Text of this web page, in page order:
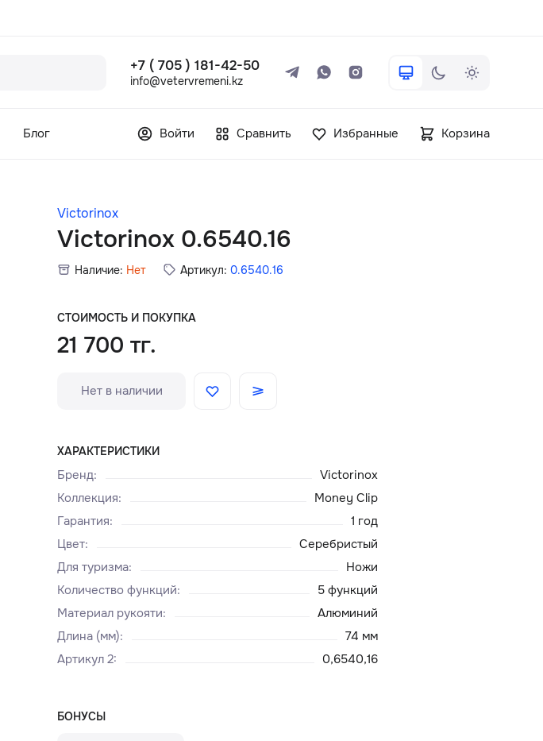
+7 ( 705 ) 181-42-50
info@vetervremeni.kz
Блог Войти Сравнить Избранные Корзина
Victorinox
Victorinox 0.6540.16
Наличие: Нет Артикул: 0.6540.16
СТОИМОСТЬ И ПОКУПКА
21 700 тг.
Нет в наличии
ХАРАКТЕРИСТИКИ
Бренд:
Victorinox
Коллекция:
Money Clip
Гарантия:
1 год
Цвет:
Серебристый
Для туризма:
Ножи
Количество функций:
5 функций
Материал рукояти:
Алюминий
Длина (мм):
74 мм
Артикул 2: 0,6540,16
БОНУСЫ
+7 ( 705 ) 181-42-50
Главная
Доставка и оплата
Сервисный центр